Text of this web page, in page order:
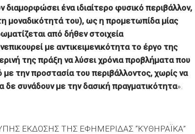
διαμορφώσει ένα ιδιαίτερο φυσικό περιβάλλον,
μοναδικότητά του), ως η προμετωπίδα μίας
από δήθεν στοιχεία
με αντικειμενικότητα το έργο της
της πράξη να λύσει χρόνια προβλήματα που
με την προστασία του περιβάλλοντος, χωρίς να
συνάδουν με την δασική πραγματικότητα».
ΕΚΔΟΣΗΣ ΤΗΣ ΕΦΗΜΕΡΙΔΑΣ “ΚΥΘΗΡΑΪΚΑ”